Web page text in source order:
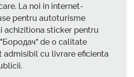
La noi in internet-
pentru autoturisme
achizitiona sticker pentru
de o calitate
admisibil cu livrare eficienta